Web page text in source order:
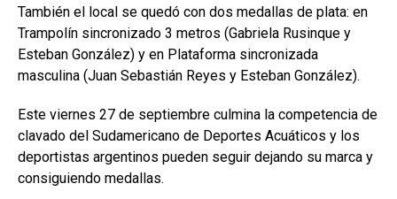
También el local se quedó con dos medallas de plata: en
Trampolín sincronizado 3 metros (Gabriela Rusinque y
Esteban González) y en Plataforma sincronizada
masculina (Juan Sebastián Reyes y Esteban González).
Este viernes 27 de septiembre culmina la competencia de
clavado del Sudamericano de Deportes Acuáticos y los
deportistas argentinos pueden seguir dejando su marca y
consiguiendo medallas.